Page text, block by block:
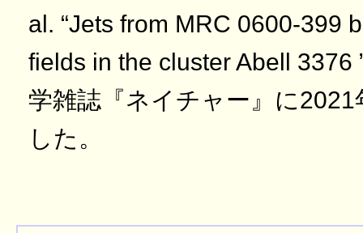
al. “Jets from MRC 0600-399
fields in the cluster Abell 3376
学雑誌『ネイチャー』に
した。